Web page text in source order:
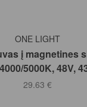
ONE LIGHT
į magnetines
5000K, 48V,
29.63 €